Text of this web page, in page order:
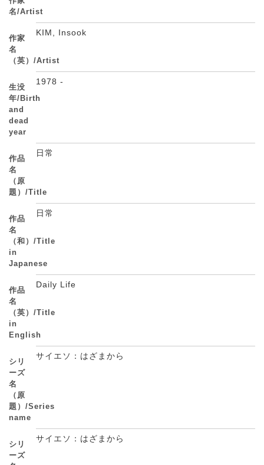
名/Artist
作家
名
（英）/Artist
KIM, Insook
生没
年/Birth
and
dead
year
1978 -
作品
名
（原
題）/Title
日常
作品
名
（和）/Title
in
Japanese
日常
作品
名
（英）/Title
in
English
Daily Life
シリ
ーズ
名
（原
題）/Series
name
サイエソ：はざまから
シリ
ーズ
サイエソ：はざまから